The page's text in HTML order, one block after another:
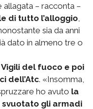
allagata – racconta –
di tutto l’alloggio
sia da anni
dato in almeno tre o
Vigili del fuoco e poi
dell’Atc. «Insomma,
ho avuto la
svuotato gli armadi